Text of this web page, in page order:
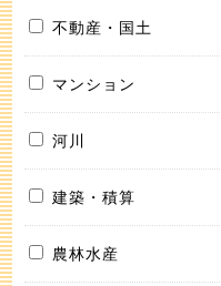
不動産・国土
マンション
河川
建築・積算
農林水産